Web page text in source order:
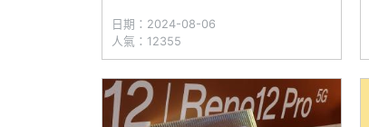
裝置優惠活動，最低 71 折起、88 節假日
限定優惠價，能讓消費者以更好入手的價
格將好產品帶回家。另外，OPPO 於體驗
店、快閃店推出 Re
日期：2024-08-06
人氣：12355